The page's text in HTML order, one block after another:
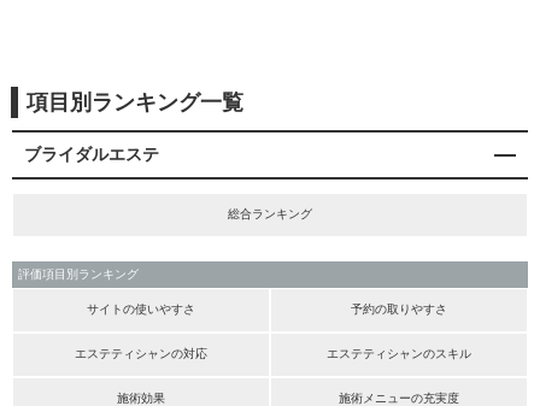
項目別ランキング一覧
ブライダルエステ
総合ランキング
評価項目別ランキング
サイトの使いやすさ 予約の取りやすさ
エステティシャンの対応 エステティシャンのスキル
施術効果 施術メニューの充実度